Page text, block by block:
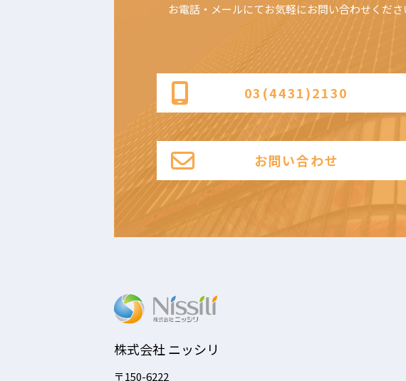
お電話・メールにてお気軽にお問い合わせくださ
03(4431)2130
お問い合わせ
株式会社 ニッシリ
〒150-6222